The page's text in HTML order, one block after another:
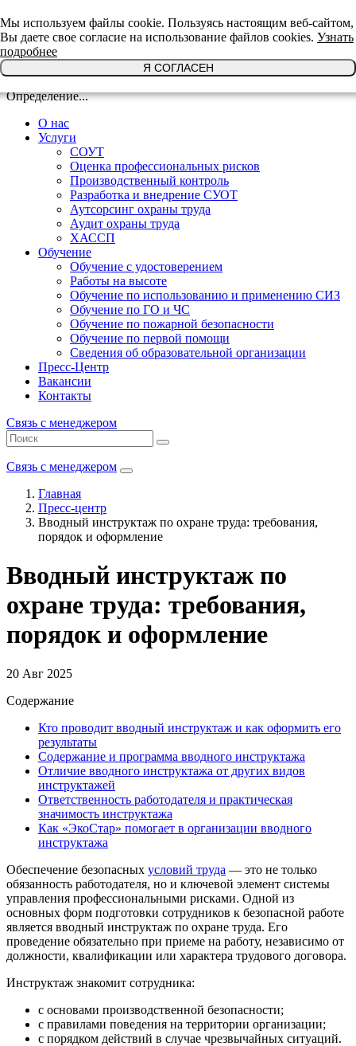
Определение...
О нас
Услуги
СОУТ
Оценка профессиональных рисков
Производственный контроль
Разработка и внедрение СУОТ
Аутсорсинг охраны труда
Аудит охраны труда
ХАССП
Обучение
Обучение с удостоверением
Работы на высоте
Обучение по использованию и применению СИЗ
Обучение по ГО и ЧС
Обучение по пожарной безопасности
Обучение по первой помощи
Сведения об образовательной организации
Пресс-Центр
Вакансии
Контакты
Связь с менеджером
Связь с менеджером
Главная
Пресс-центр
Вводный инструктаж по охране труда: требования,
порядок и оформление
Вводный инструктаж по
охране труда: требования,
порядок и оформление
20 Авг 2025
Содержание
Кто проводит вводный инструктаж и как оформить его
результаты
Содержание и программа вводного инструктажа
Отличие вводного инструктажа от других видов
инструктажей
Ответственность работодателя и практическая
значимость инструктажа
Как «ЭкоСтар» помогает в организации вводного
инструктажа
Обеспечение безопасных условий труда — это не только
обязанность работодателя, но и ключевой элемент системы
управления профессиональными рисками. Одной из
основных форм подготовки сотрудников к безопасной работе
является вводный инструктаж по охране труда. Его
проведение обязательно при приеме на работу, независимо от
должности, квалификации или характера трудового договора.
Инструктаж знакомит сотрудника:
с основами производственной безопасности;
с правилами поведения на территории организации;
с порядком действий в случае чрезвычайных ситуаций.
Мы используем файлы cookie. Пользуясь настоящим веб-сайтом,
Вы даете свое согласие на использование файлов cookies. Узнать
подробнее
Я СОГЛАСЕН